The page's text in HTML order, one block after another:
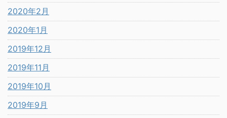
2020年2月
2020年1月
2019年12月
2019年11月
2019年10月
2019年9月